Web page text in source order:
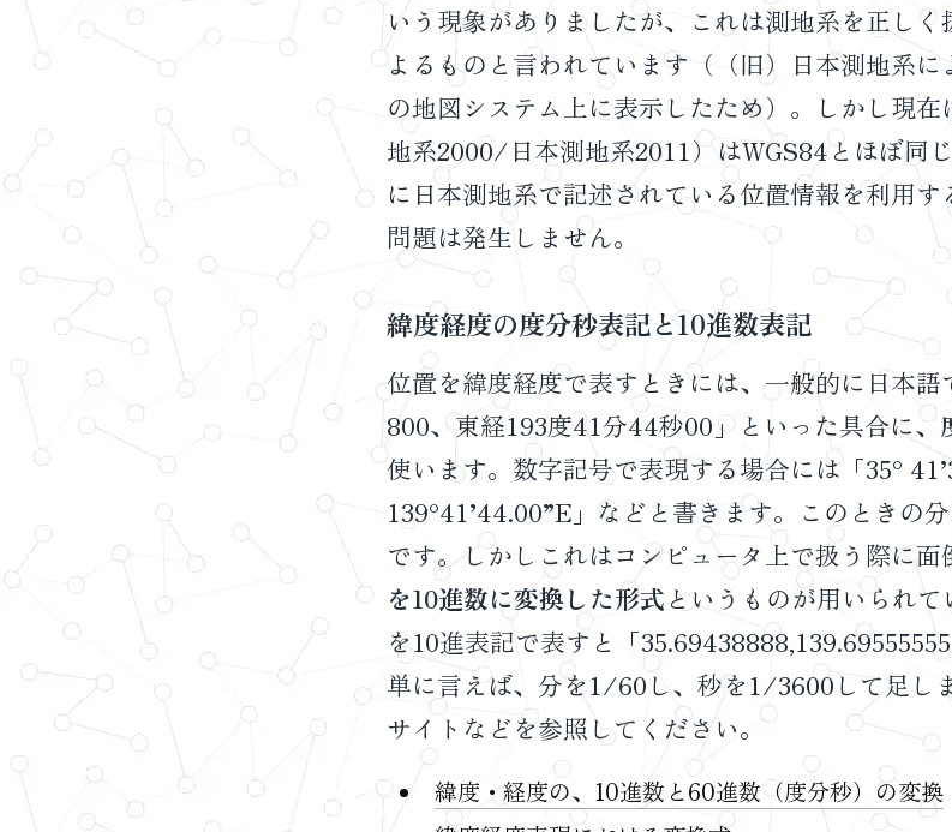
いう現象がありましたが、これは測地系を正し
よるものと言われています（（旧）日本測地系
の地図システム上に表示したため）。しかし現
地系2000/日本測地系2011）はWGS84とほぼ同
に日本測地系で記述されている位置情報を利用
問題は発生しません。
緯度経度の度分秒表記と10進数表記
位置を緯度経度で表すときには、一般的に日本
800、東経193度41分44秒00」といった具合に、
使います。数字記号で表現する場合には「35°
139°41’44.00”E」などと書きます。このときの
です。しかしこれはコンピュータ上で扱う際に面
を10進数に変換した形式 というものが用いられ
を10進表記で表すと「
単に言えば、分を1/60し、秒を1/3600して足し
サイトなどを参照してください。
緯度・経度の、10進数と60進数（度分秒）の変換